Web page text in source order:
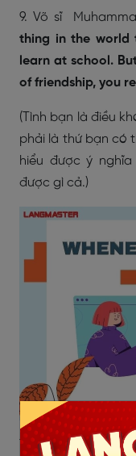
9. Võ sĩ
thing in the world
learn at school.
of friendship, you
(Tình bạn là điều
phải là thứ bạn có
hiểu được ý
được gì cả.)
10. Tổng thống